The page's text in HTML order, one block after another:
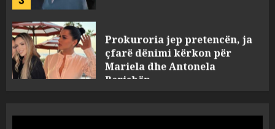
4
Mariela dhe Antonela
Berishën
MARCH 25, 2025